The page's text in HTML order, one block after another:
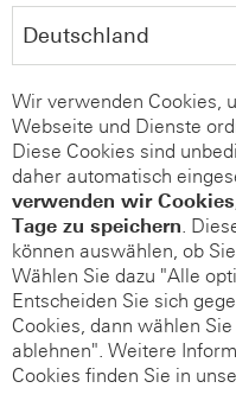
Wir verwenden Cookies,
Webseite und Dienste
Diese Cookies sind
daher automatisch
verwenden wir
Tage zu speichern.
können auswählen, ob
Wählen Sie dazu "Alle
Entscheiden Sie sich
Cookies, dann wählen
ablehnen". Weitere
Cookies finden Sie in